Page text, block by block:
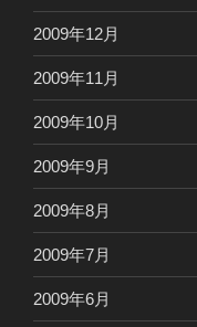
2009年12月
2009年11月
2009年10月
2009年9月
2009年8月
2009年7月
2009年6月